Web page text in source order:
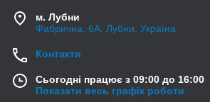
м. Лубни
Фабрична, 6А, Лубни, Україна
Контакти
Сьогодні працює з 09:00 до 16:00
Показати весь графік роботи